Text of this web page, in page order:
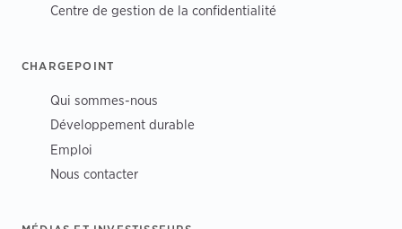
Centre de gestion de la confidentialité
CHARGEPOINT
Qui sommes-nous
Développement durable
Emploi
Nous contacter